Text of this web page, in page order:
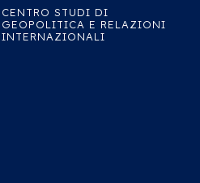
CENTRO STUDI DI
GEOPOLITICA E RELAZIONI
INTERNAZIONALI